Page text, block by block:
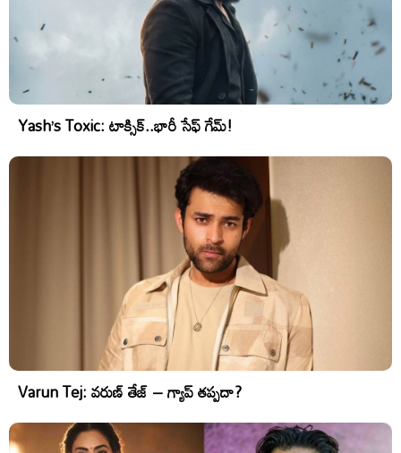
Yash’s Toxic: టాక్సిక్..భారీ సేఫ్ గేమ్!
Varun Tej: వరుణ్ తేజ్ – గ్యాప్ తప్పదా?